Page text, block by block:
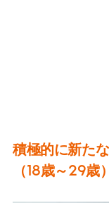
積極的に新た
（18歳～29歳）